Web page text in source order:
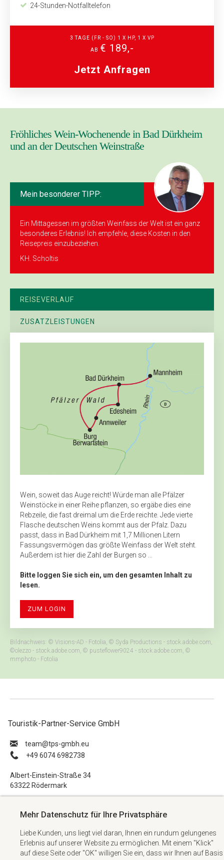
24-Stunden-Notfalltelefon
3 TAGE (FR - SO) 1 X HP, 1 X VP
AB € 189,-
Jetzt Anfragen
Fröhliches Wein-Wochenende in Bad Dürkheim
und an der Deutschen Weinstraße
Mein besonderer TIPP:
Ein Mittagessen im größten Weinfass der Welt ist ein ganz
besonderes Erlebnis! Ich empfehle, diese Kosten in den
Reisepreis einzubeziehen.
KH. Scholtis
REISEVERLAUF
ZUSATZLEISTUNGEN
Wein, soweit das Auge reicht! Würde man alle Pfälzer
Weinstöcke in einer Reihe pflanzen, so ergäbe dies eine
Rebzeile, die fast dreimal um die Erde reichte. Jede vierte
Flasche deutschen Weins kommt aus der Pfalz. Dazu
passt, dass in Bad Dürkheim mit 1,7 Millionen Litern
Fassungsvermögen das größte Weinfass der Welt steht.
Außerdem ist hier die Zahl der Burgen so ...
Bitte loggen Sie sich ein, um den gesamten Inhalt zu
lesen.
ZUM LOGIN
Bildnachweis: © Visions-AD - Fotolia, © Syda Productions - stock.adobe.com,
©olezzo - stock.adobe.com, © pusteflower9024 - stock.adobe.com, ©
mmphoto - Fotolia
Touristik-Partner-Service GmbH
ue.hbmg-spt@maet
+49 6074 6982738
Albert-Einstein-Straße 34
63322 Rödermark
Impressum
AGB
Kontakt
Mehr Datenschutz für Ihre Privatsphäre
Liebe Kunden, uns liegt viel daran, Ihnen ein rundum gelungenes
Erlebnis auf unserer Website zu ermöglichen. Mit einem "Klick"
auf diese Seite oder "OK" willigen Sie ein, dass wir Ihnen auf Basis